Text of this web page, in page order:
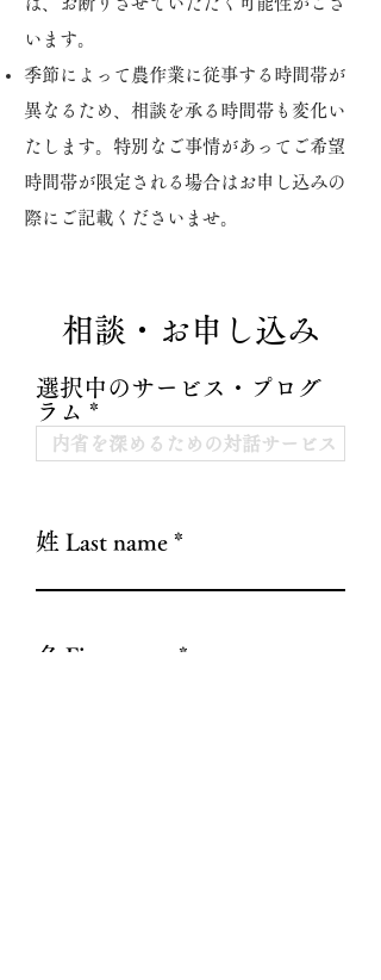
います。
季節によって農作業に従事する時間帯が
異なるため、相談を承る時間帯も変化い
たします。特別なご事情があってご希望
時間帯が限定される場合はお申し込みの
際にご記載くださいませ。
相談・お申し込み
選択中のサービス・プログ
ラム
姓 Last name
名 First name